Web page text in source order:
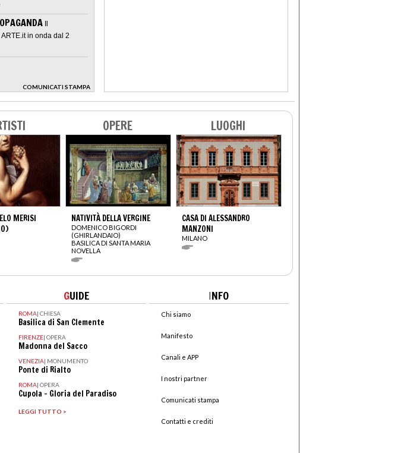
in onda dal 2
COMUNICATI STAMPA
>
MERISI
OPERE
NATIVITÀ DELLA VERGINE
DOMENICO BIGORDI
(GHIRLANDAIO)
BASILICA DI SANTA MARIA
NOVELLA
LUOGHI
CASA DI ALESSANDRO
MANZONI
MILANO
GUIDE
ROMA| CHIESA
Basilica di San Clemente
FIRENZE| OPERA
Madonna del Sacco
VENEZIA| MONUMENTO
Ponte di Rialto
ROMA| OPERA
Cupola - Gloria del Paradiso
LEGGI TUTTO >
INFO
Chi siamo
Manifesto
Canali e APP
I nostri partner
Comunicati stampa
Contatti e crediti